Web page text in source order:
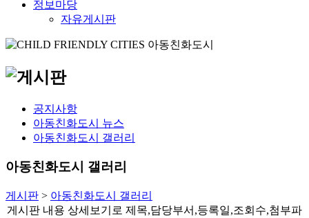
정보마당
자유게시판
공지사항
아동친화도시 뉴스
아동친화도시 갤러리
아동친화도시 갤러리
게시판 > 아동친화도시 갤러리
게시판 내용 상세보기로 제목,담당부서,등록일,조회수,첨부파